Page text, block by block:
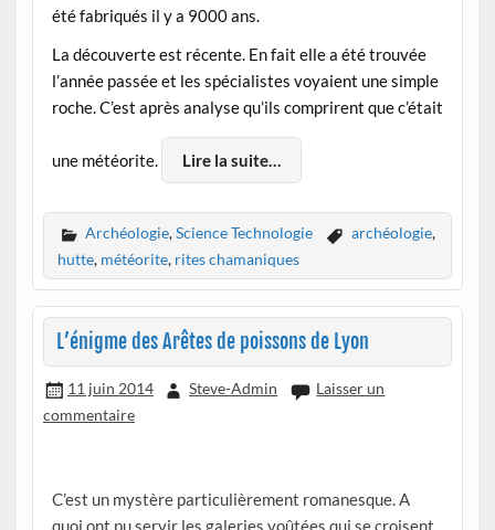
été fabriqués il y a 9000 ans.
La découverte est récente. En fait elle a été trouvée
l’année passée et les spécialistes voyaient une simple
roche. C’est après analyse qu’ils comprirent que c’était
une météorite. Lire la suite…
Archéologie,Science Technologie archéologie,
hutte, météorite, rites chamaniques
L’énigme des Arêtes de poissons de Lyon
11 juin 2014 Steve-Admin
Laisser un
commentaire
C’est un mystère particulièrement romanesque. A
quoi ont pu servir les galeries voûtées qui se croisent